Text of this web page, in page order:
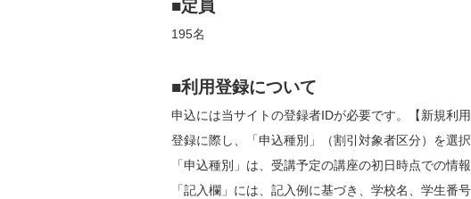
■定員
195名
■利用登録について
申込には当サイトの登録者IDが必要です。【新規利
登録に際し、「申込種別」（割引対象者区分）を選択
「申込種別」は、受講予定の講座の初日時点での情
「記入欄」には、記入例に基づき、学校名、学生番